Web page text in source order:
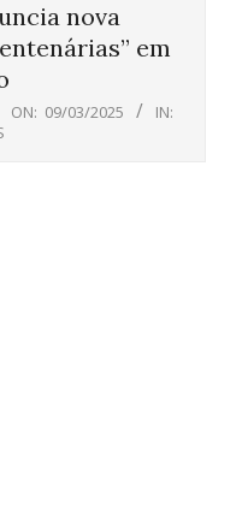
nova
em
ON: 09/03/2025
IN: